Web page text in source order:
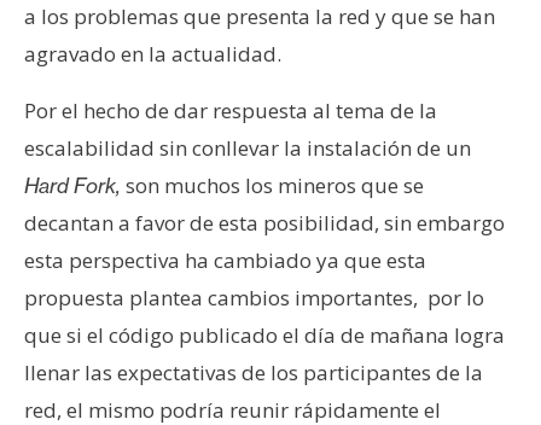
N
t
a
d
e
P
r
n
s
a
a los problemas que presenta la red y que se han
agravado en la actualidad.
Por el hecho de dar respuesta al tema de la
escalabilidad sin conllevar la instalación de un
Hard Fork, son muchos los mineros que se
decantan a favor de esta posibilidad, sin embargo
esta perspectiva ha cambiado ya que esta
propuesta plantea cambios importantes, por lo
que si el código publicado el día de mañana logra
llenar las expectativas de los participantes de la
red, el mismo podría reunir rápidamente el